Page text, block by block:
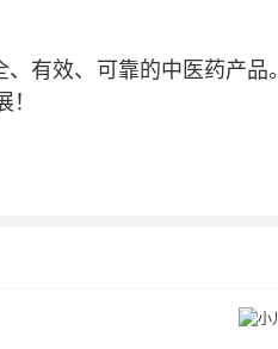
有效、可靠的中医药产